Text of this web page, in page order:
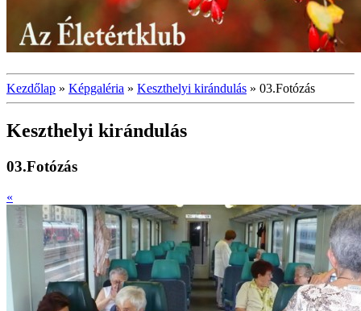
Kezdőlap » Képgaléria » Keszthelyi kirándulás » 03.Fotózás
Keszthelyi kirándulás
03.Fotózás
«